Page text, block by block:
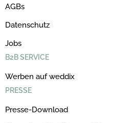
AGBs
Datenschutz
Jobs
B2B SERVICE
Werben auf weddix
PRESSE
Presse-Download